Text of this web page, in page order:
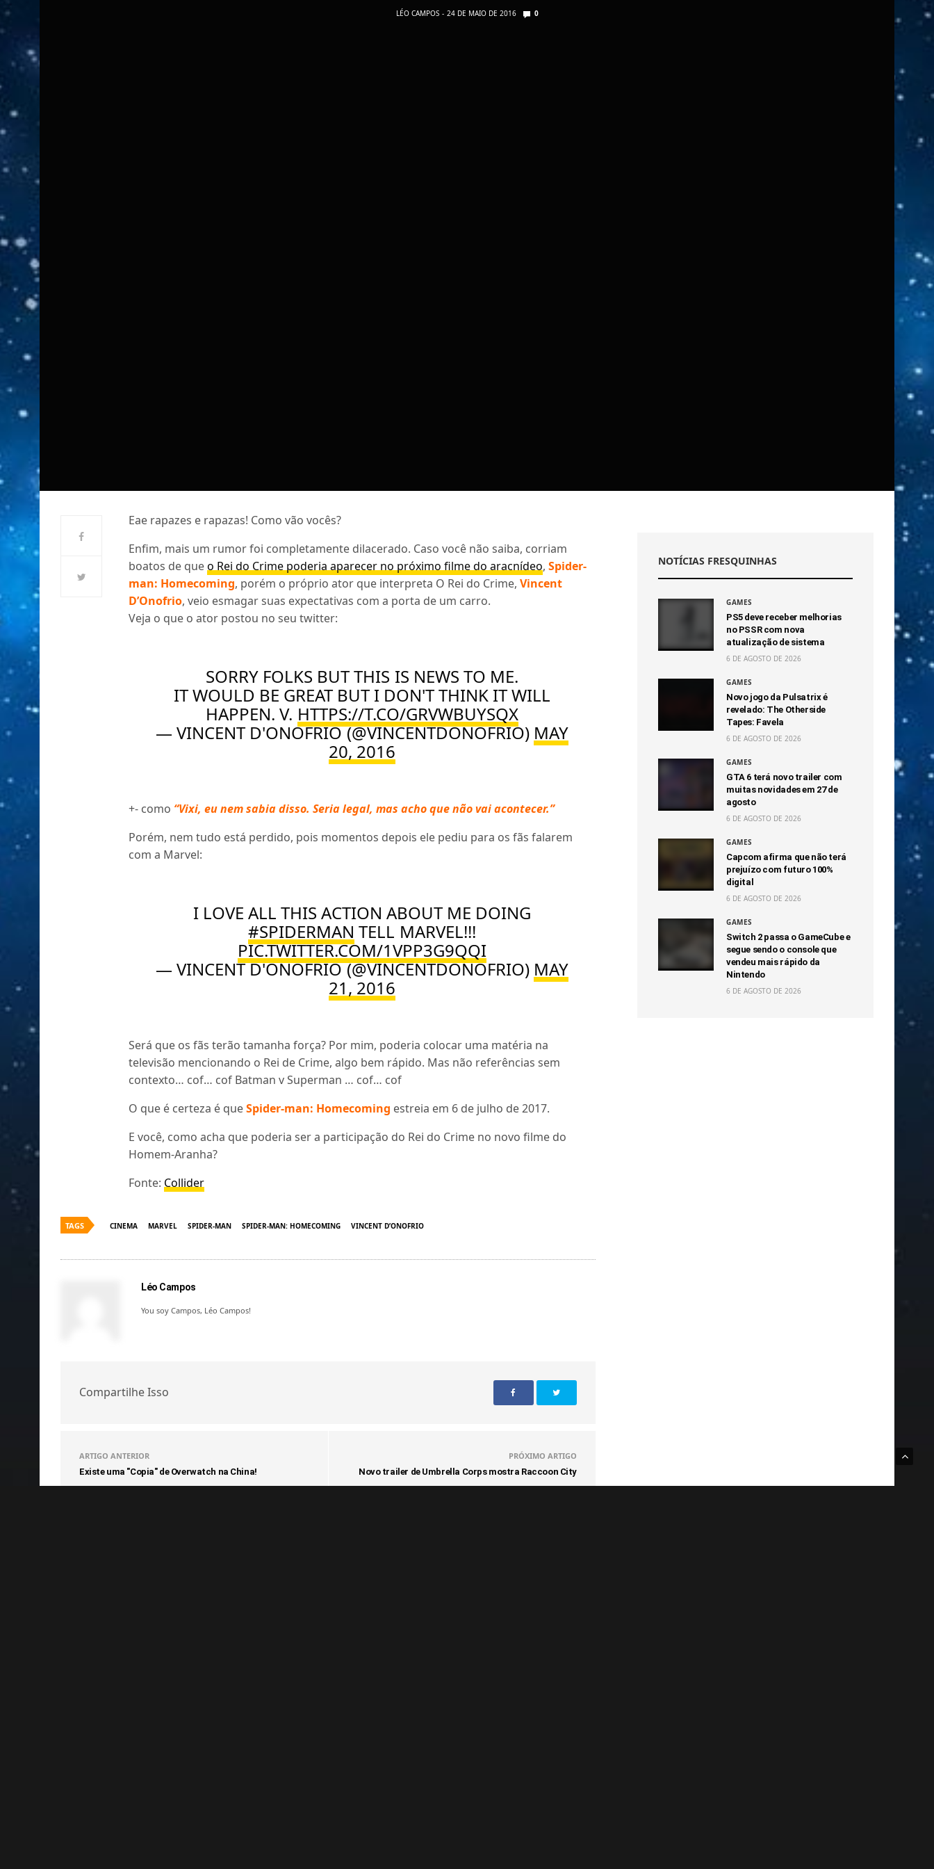
LÉO CAMPOS 24 DE MAIO DE 2016 0
Eae rapazes e rapazas! Como vão vocês?
Enfim, mais um rumor foi completamente dilacerado. Caso você não saiba, corriam
boatos de queo Rei do Crime poderia aparecer no próximo filme do aracnídeo,Spider-
man: Homecoming, porém o próprio ator que interpreta O Rei do Crime,Vincent
D’Onofrio, veio esmagar suas expectativas com a porta de um carro.
Veja o que o ator postou no seu twitter:
SORRY FOLKS BUT THIS IS NEWS TO ME.
IT WOULD BE GREAT BUT I DON'T THINK IT WILL
HAPPEN. V. HTTPS://T.CO/GRVWBUYSQX
— VINCENT D'ONOFRIO (@VINCENTDONOFRIO) MAY
20, 2016
+- como “Vixi, eu nem sabia disso. Seria legal, mas acho que não vai acontecer.”
Porém, nem tudo está perdido, pois momentos depois ele pediu para os fãs falarem
com a Marvel:
I LOVE ALL THIS ACTION ABOUT ME DOING
#SPIDERMAN TELL MARVEL!!!
PIC.TWITTER.COM/1VPP3G9QQI
— VINCENT D'ONOFRIO (@VINCENTDONOFRIO) MAY
21, 2016
Será que os fãs terão tamanha força? Por mim, poderia colocar uma matéria na
televisão mencionando o Rei de Crime, algo bem rápido. Mas não referências sem
contexto… cof… cof Batman v Superman … cof… cof
O que é certeza é queSpider-man: Homecoming estreia em 6 de julho de 2017.
E você, como acha que poderia ser a participação do Rei do Crime no novo filme do
Homem-Aranha?
Fonte: Collider
TAGS CINEMA MARVEL SPIDER-MAN SPIDER-MAN: HOMECOMING VINCENT D’ONOFRIO
Léo Campos
You soy Campos, Léo Campos!
Compartilhe Isso
ARTIGO ANTERIOR
Existe uma "Copia" de Overwatch na China!
PRÓXIMO ARTIGO
Novo trailer de Umbrella Corps mostra Raccoon City
NOTÍCIAS FRESQUINHAS
GAMES
PS5 deve receber melhorias
no PSSR com nova
atualização de sistema
6 DE AGOSTO DE 2026
GAMES
Novo jogo da Pulsatrix é
revelado: The Otherside
Tapes: Favela
6 DE AGOSTO DE 2026
GAMES
GTA 6 terá novo trailer com
muitas novidades em 27 de
agosto
6 DE AGOSTO DE 2026
GAMES
Capcom afirma que não terá
prejuízo com futuro 100%
digital
6 DE AGOSTO DE 2026
GAMES
Switch 2 passa o GameCube e
segue sendo o console que
vendeu mais rápido da
Nintendo
6 DE AGOSTO DE 2026